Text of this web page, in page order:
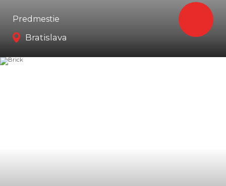
Predmestie
Bratislava